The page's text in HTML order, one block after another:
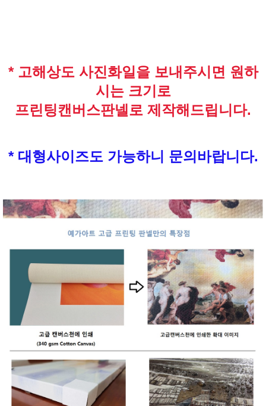
* 고해상도 사진화일을 보내주시면 원하
시는 크기로
프린팅캔버스판넬로 제작해드립니다.
* 대형사이즈도 가능하니 문의바랍니다.